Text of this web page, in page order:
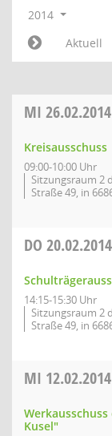
2014
Aktuell
MI 26.02.2014
Kreisausschuss
09:00-10:00 Uhr
Sitzungsraum 2
Straße 49, in
DO 20.02.2014
14:15-15:30 Uhr
Sitzungsraum 2
Straße 49, in
MI 12.02.2014
Kusel"